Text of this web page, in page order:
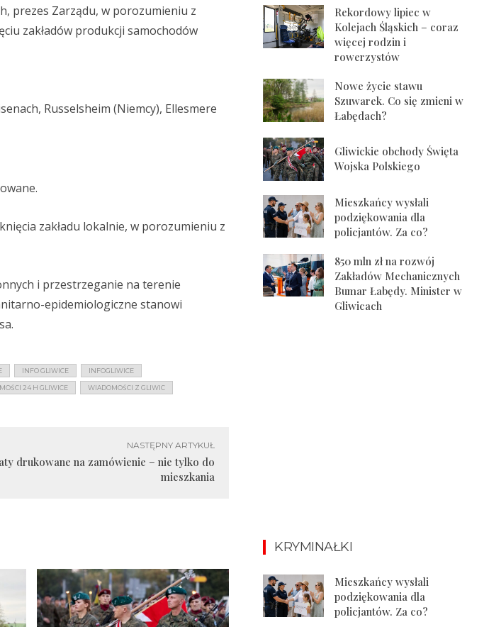
prezes Zarządu, w porozumieniu z
zakładów produkcji samochodów
Russelsheim (Niemcy), Ellesmere
zakładu lokalnie, w porozumieniu z
i przestrzeganie na terenie
epidemiologiczne stanowi
INFO GLIWICE INFOGLIWICE
24 H GLIWICE WIADOMOŚCI Z GLIWIC
NASTĘPNY ARTYKUŁ
drukowane na zamówienie – nie tylko do
mieszkania
Rekordowy lipiec w
Kolejach Śląskich – coraz
więcej rodzin i
rowerzystów
Nowe życie stawu
Szuwarek. Co się zmieni w
Łabędach?
Gliwickie obchody Święta
Wojska Polskiego
Mieszkańcy wysłali
podziękowania dla
policjantów. Za co?
850 mln zł na rozwój
Zakładów Mechanicznych
Bumar Łabędy. Minister w
Gliwicach
KRYMINAŁKI
Mieszkańcy wysłali
podziękowania dla
policjantów. Za co?